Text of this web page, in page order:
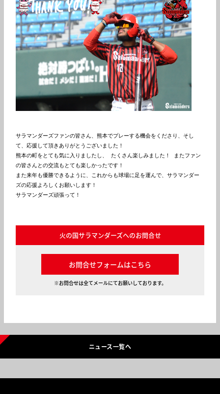
サラマンダーズファンの皆さん、熊本でプレーする機会をくださり、そし
て、応援して頂きありがとうございました！
熊本の町をとても気に入りましたし、 たくさん楽しみました！ またファン
の皆さんとの交流もとても楽しかったです！
また来年も優勝できるように、これからも球場に足を運んで、サラマンダー
ズの応援よろしくお願いします！
サラマンダーズ頑張って！
火の国サラマンダーズへのお問合せ
お問合せフォームはこちら
※お問合せは全てメールにてお願いしております。
ニュース一覧へ